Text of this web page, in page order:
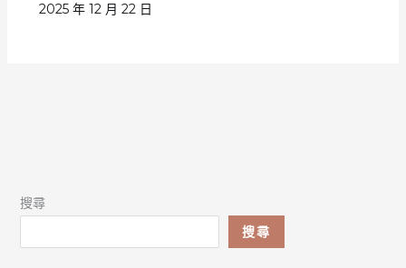
2025 年 12 月 22 日
搜尋
搜尋